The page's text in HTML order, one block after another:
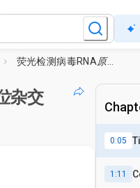
荧光检测病毒RNA原位
杂交
0:05
1:11